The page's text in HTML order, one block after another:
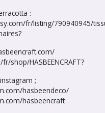
:
fr/listing/790940945/
shop/HASBEENCRAFT?
;
hasbeendeco/
hasbeencraft